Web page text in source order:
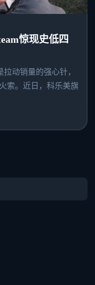
惊现史低四
动销量的强心针，
索。近日，科乐美旗